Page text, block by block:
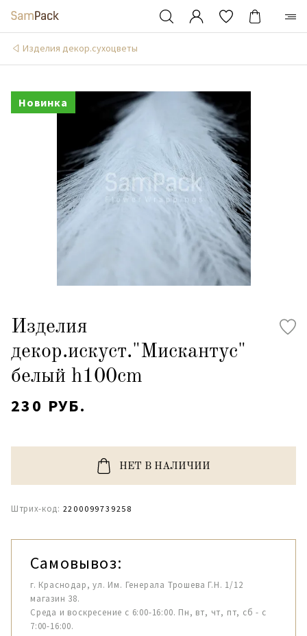
Изделия декор.сухоцветы
Новинка
Изделия
декор.искуст."Мискантус"
белый h100cm
230 РУБ.
НЕТ В НАЛИЧИИ
Штрих-код: 2200099739258
Самовывоз:
г. Краснодар, ул. Им. Генерала Трошева Г.Н. 1/12
магазин 38.
Среда и воскресение с 6:00-16:00. Пн, вт, чт, пт, сб - с
7:00-16:00.